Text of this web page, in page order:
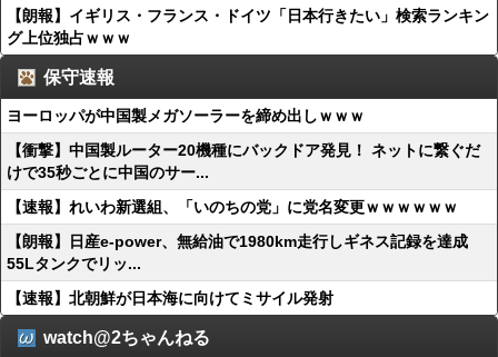
【朗報】イギリス・フランス・ドイツ「日本行きたい」検索ランキン
グ上位独占ｗｗｗ
保守速報
ヨーロッパが中国製メガソーラーを締め出しｗｗｗ
【衝撃】中国製ルーター20機種にバックドア発見！ ネットに繋ぐだ
けで35秒ごとに中国のサー...
【速報】れいわ新選組、「いのちの党」に党名変更ｗｗｗｗｗｗ
【朗報】日産e-power、無給油で1980km走行しギネス記録を達成
55Lタンクでリッ...
【速報】北朝鮮が日本海に向けてミサイル発射
watch@2ちゃんねる